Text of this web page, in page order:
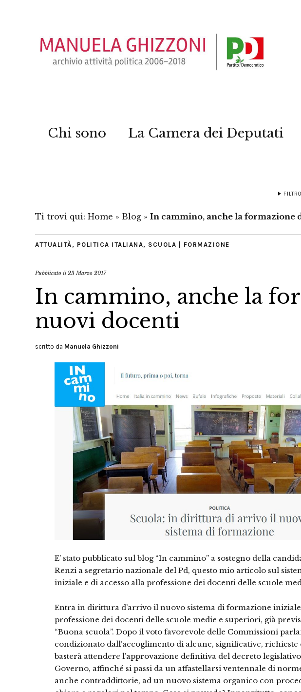
Chi sono La Camera dei Deputati
Ti trovi qui: Home » Blog » In cammino, anche la formazione
ATTUALITÀ , POLITICA ITALIANA, SCUOLA | FORMAZIONE
Pubblicato il23 Marzo 2017
In cammino, anche la
nuovi docenti
scritto da Manuela Ghizzoni
E’ stato pubblicato sul blog “In cammino” a sostegno della
Renzi a segretario nazionale del Pd, questo mio articolo sul
iniziale e di accesso alla professione dei docenti delle scuole
Entra in dirittura d’arrivo il nuovo sistema di formazione iniziale
professione dei docenti delle scuole medie e superiori, già
“Buona scuola”. Dopo il voto favorevole delle Commissioni
condizionato dall’accoglimento di alcune, significative, richieste
basterà attendere l’approvazione definitiva del decreto
Governo, affinché si passi da un affastellarsi ventennale di
anche contraddittorie, ad un nuovo sistema organico con